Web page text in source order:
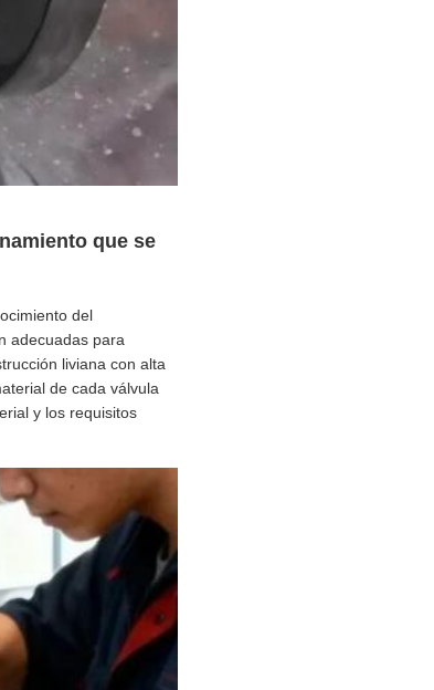
que se
del
adecuadas para
liviana con alta
de cada válvula
y los requisitos